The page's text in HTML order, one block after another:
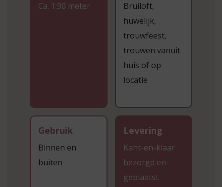
Ca. 1.90 meter
Bruiloft,
huwelijk,
trouwfeest,
trouwen vanuit
huis of op
locatie
Gebruik
Binnen en
buiten
Levering
Kant-en-klaar
bezorgd en
geplaatst